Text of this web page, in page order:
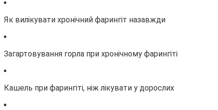
Як вилікувати хронічний фарингіт назавжди
Загартовування горла при хронічному фарингіті
Кашель при фарингіті, ніж лікувати у дорослих